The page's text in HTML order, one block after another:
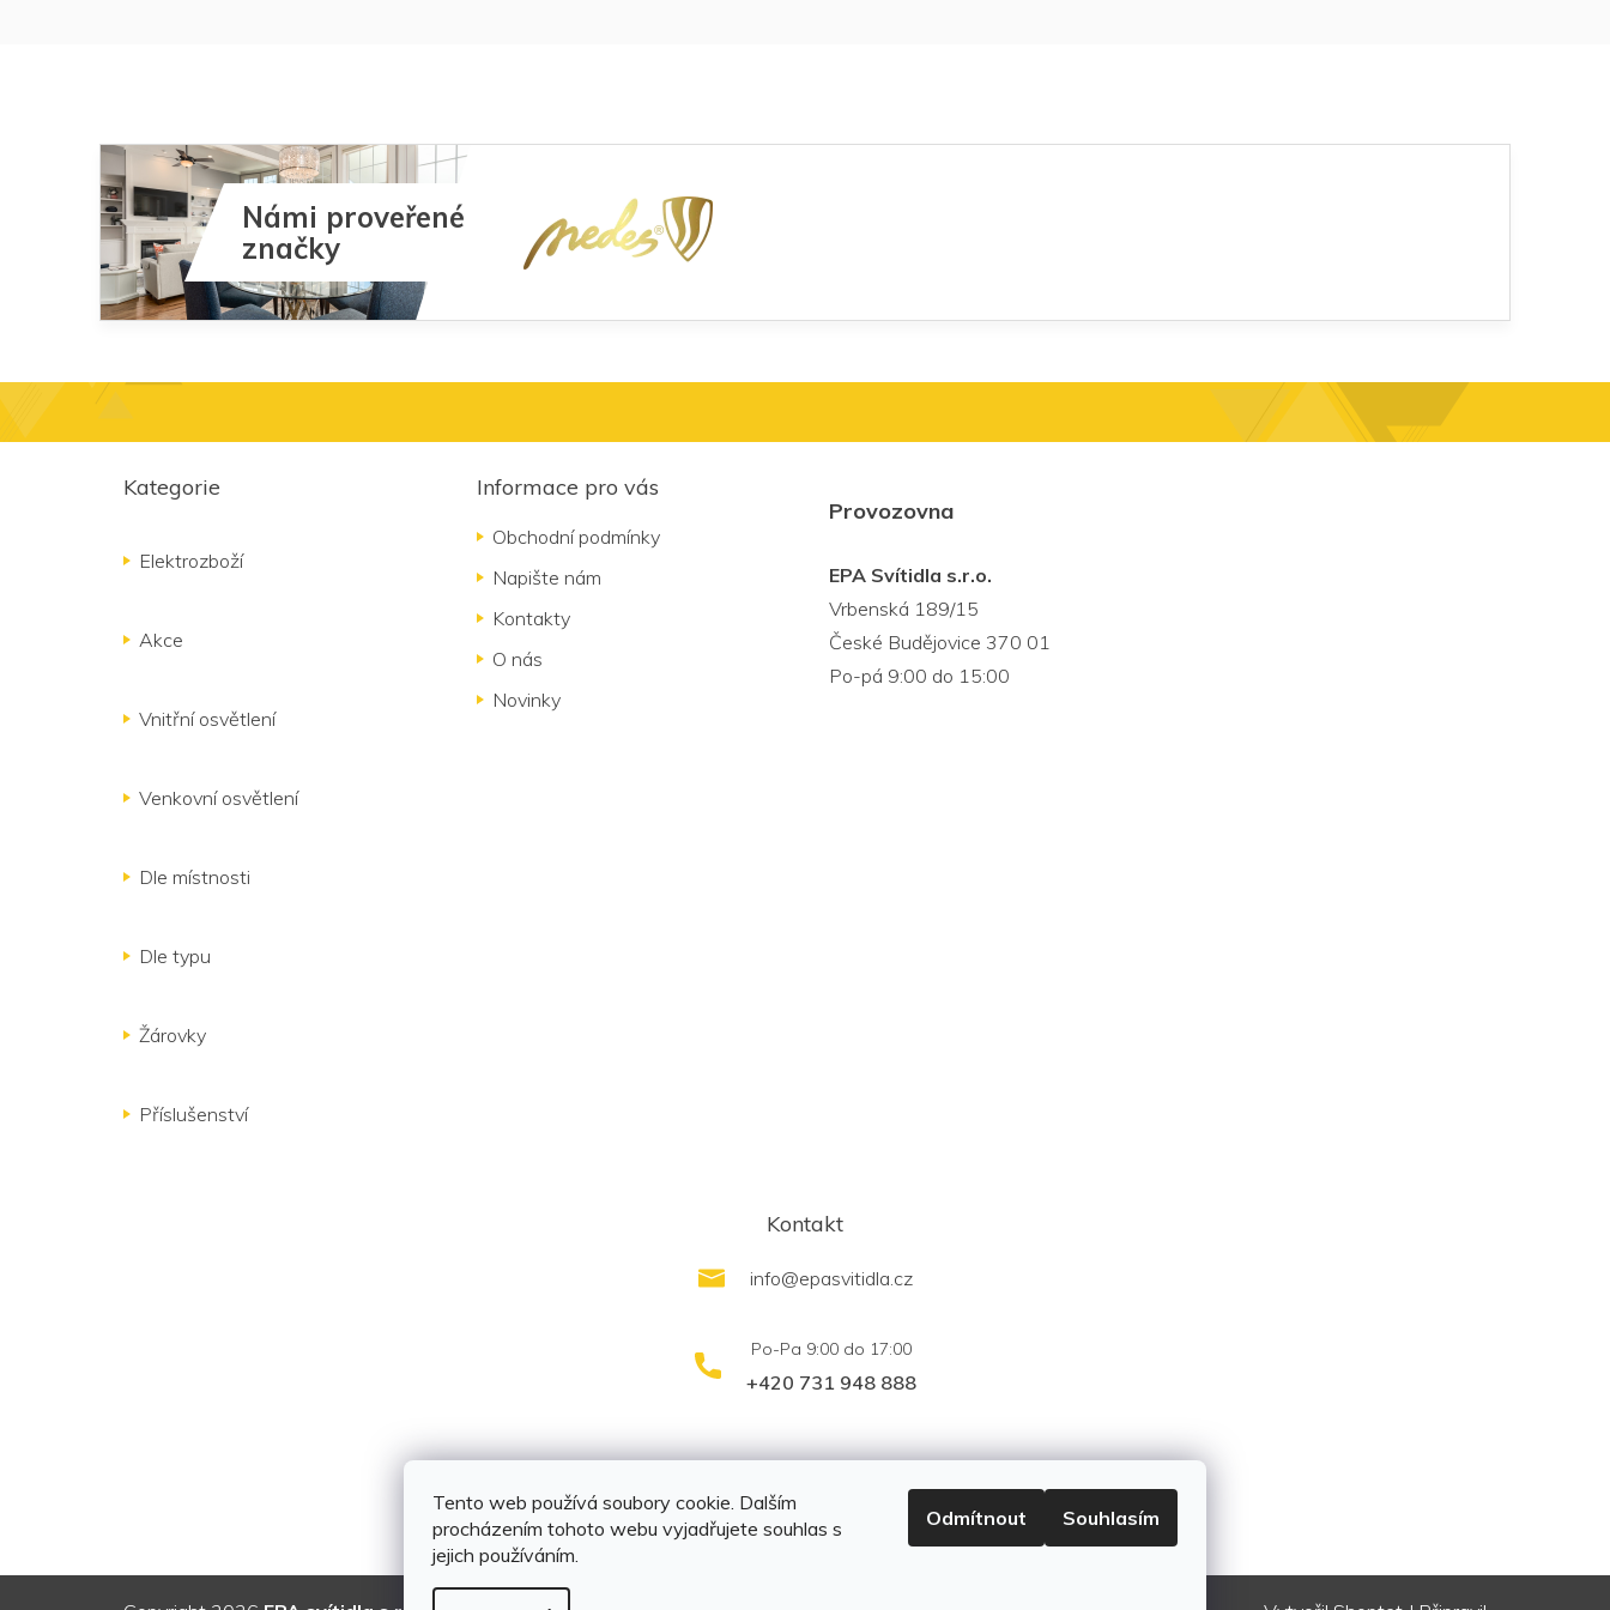
Tento web používá soubory cookie. Dalším
procházením tohoto webu vyjadřujete souhlas s
jejich používáním.
Odmítnout Souhlasím
Námi proveřené
značky
Kategorie
Elektrozboží
Akce
Vnitřní osvětlení
Venkovní osvětlení
Dle místnosti
Dle typu
Žárovky
Příslušenství
Informace pro vás
Obchodní podmínky
Napište nám
Kontakty
O nás
Novinky
Provozovna
EPA Svítidla s.r.o.
Vrbenská 189/15
České Budějovice 370 01
Po-pá 9:00 do 15:00
Kontakt
info@epasvitidla.cz
+420 731 948 888